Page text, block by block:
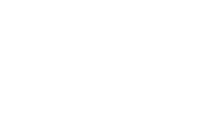
Para más información o
pueden dirigirse al correo